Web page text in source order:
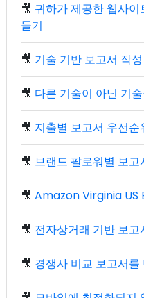
🎥 귀하가 제공한 웹사
들기
🎥 기술 기반 보고서 작성
🎥 다른 기술이 아닌 기
🎥 지출별 보고서 우선순
🎥 브랜드 팔로워별 보고
🎥 Amazon Virginia US
🎥 전자상거래 기반 보고
🎥 경쟁사 비교 보고서를